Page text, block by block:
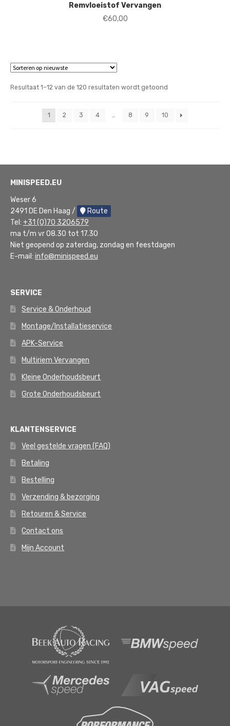
Remvloeistof Vervangen
€60,00
Resultaat 1–12 van de 120 resultaten wordt getoondGesorteerd
1
2 3 4 … 8 9 10
MINISPEED.EU
Weser 6
2491 DE Den Haag /
Route
Tel: +31 (0)70 3206579
ma t/m vr 08.30 tot 17.30
Niet geopend op zaterdag, zondag en feestdagen
E-mail: info@minispeed.eu
SERVICE
Service & Onderhoud
Montage/Installatieservice
APK-Service
Multiriem Vervangen
Kleine Onderhoudsbeurt
Grote Onderhoudsbeurt
KLANTENSERVICE
Veel gestelde vragen (FAQ)
Betaling
Bestelling
Verzending & bezorging
Retouren & Service
Contact ons
Mijn Account